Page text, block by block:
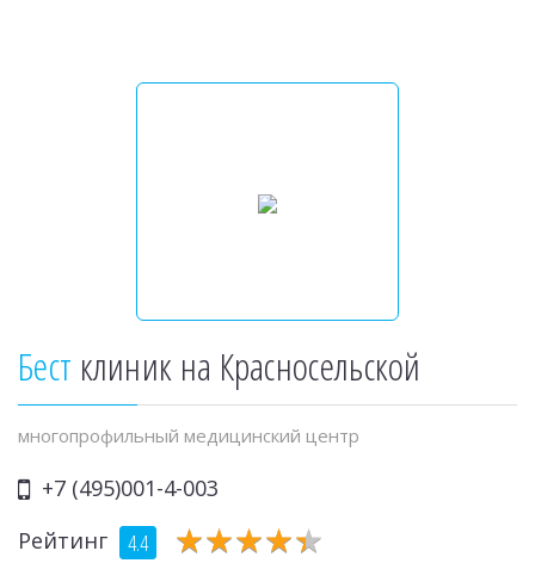
Бест клиник на Красносельской
многопрофильный медицинский центр
+7 (495)001-4-003
Рейтинг
4.4 ★★★★★
★★★★★